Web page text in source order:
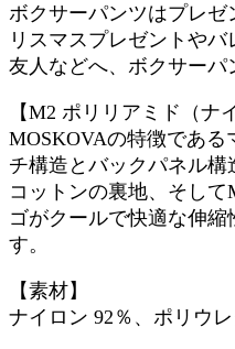
ボクサーパンツはプレ
リスマスプレゼントや
友人などへ、ボクサーパ
【M2 ポリリアミド（ナ
MOSKOVAの特徴である
チ構造とバックパネル
コットンの裏地、そして
ゴがクールで快適な伸
す。
【素材】
ナイロン 92％、ポリウ